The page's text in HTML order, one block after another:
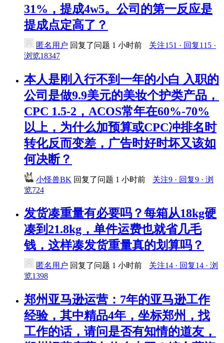
31%，提成4w5。公司的第一反应是
提成点定高了？
匿名用户 回复了问题 1 小时前
关注151 · 回复115 ·
浏览18347
本人是刚入行不到一年的小白 入职的
公司是做9.9美元的美妆个护类产品，
CPC 1.5-2，ACOS常年在60%-70%
以上，为什么加预算或CPC冲排名时
转化反而变差，广告时好时坏又该如
何决断？
小怪兽BK 回复了问题 1 小时前
关注9 · 回复9 · 浏
览724
发货凑重量有必要吗？每箱从18kg硬
凑到21.8kg，单件运费也就省几毛
钱，这样凑发货重量真的划算吗？
匿名用户 回复了问题 1 小时前
关注14 · 回复14 · 浏
览1398
郑州亚马逊运营：7年的亚马逊工作
经验，其中精品4年，坐标郑州，找
工作的话，请问是否有知情的道友，